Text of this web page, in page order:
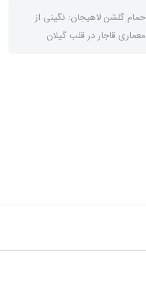
حمام گلشن لاهیجان: نگینی از
معماری قاجار در قلب گیلان